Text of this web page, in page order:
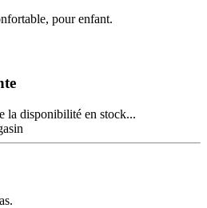
pour enfant.
la disponibilité en stock...